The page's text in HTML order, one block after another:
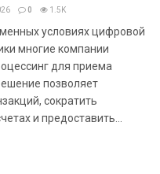
0 1.5K
условиях цифровой
многие компании
для приема
позволяет
сократить
и предоставить...